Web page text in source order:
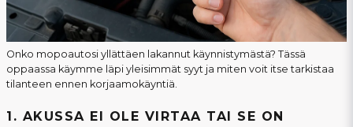
Onko mopoautosi yllättäen lakannut käynnistymästä? Tässä
oppaassa käymme läpi yleisimmät syyt ja miten voit itse tarkistaa
tilanteen ennen korjaamokäyntiä.
1. AKUSSA EI OLE VIRTAA TAI SE ON